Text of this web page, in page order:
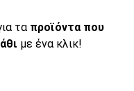
τα προϊόντα που
με ένα κλικ!